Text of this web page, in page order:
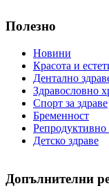
Полезно
Новини
Красота и
Дентално
Здравословно
Спорт за здраве
Бременност
Репродуктивно
Детско здраве
Допълнителни